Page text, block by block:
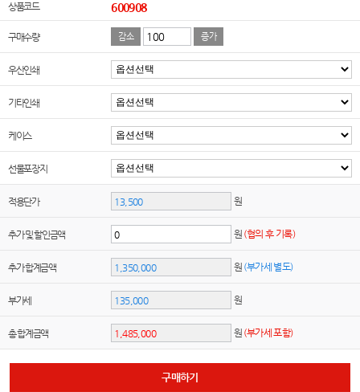
상품코드 600908
구매수량 감소 증가
우산인쇄
기타인쇄
케이스
선물포장지
적용단가 원
추가 및 할인금액 원 (협의 후 기록)
추가 합계금액 원 (부가세 별도)
부가세 원
총 합계금액 원 (부가세 포함)
구매하기